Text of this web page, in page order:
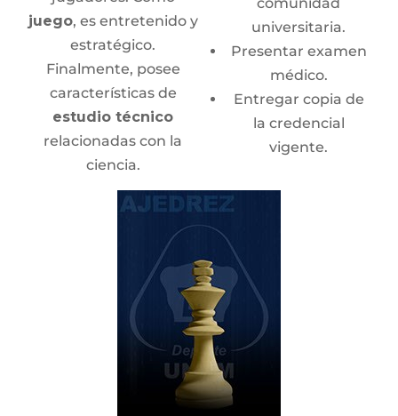
juego, es entretenido y
estratégico.
Finalmente, posee
características de
estudio técnico
relacionadas con la
ciencia.
Es el único juego donde
no interviene el azar, lo
que lo hace más
complejo y preciso que
otros juegos de
estrategia.
universitaria.
Presentar examen
médico.
Entregar copia de
la credencial
vigente.
Escuela de Extensión
Cursos Trimestrales
para Niños
Sábados:
12:00 hrs.
femachadoc@hotmail.com